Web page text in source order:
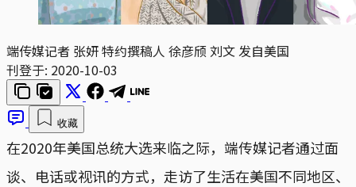
端传媒记者 张妍 特约撰稿人 徐彦颀 刘文 发自美国
刊登于: 2020-10-03
收藏
在2020年美国总统大选来临之际，端传媒记者通过面
谈、电话或视讯的方式，走访了生活在美国不同地区、